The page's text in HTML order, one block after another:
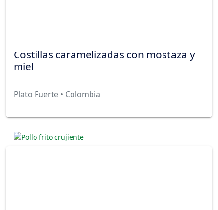
Costillas caramelizadas con mostaza y
miel
Plato Fuerte • Colombia